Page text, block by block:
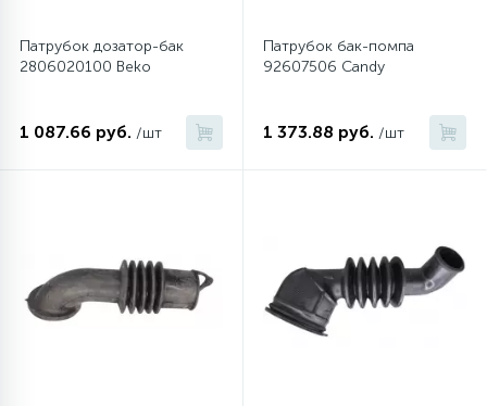
Патрубок дозатор-бак
2806020100 Beko
1 087.66 руб. /шт
Патрубок бак-помпа
92607506 Candy
1 373.88 руб. /шт